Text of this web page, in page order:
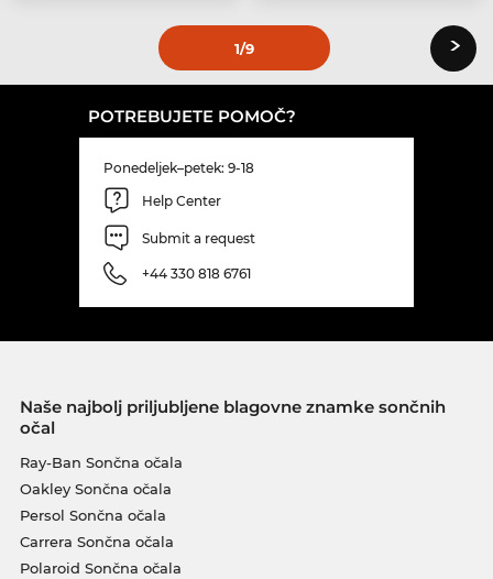
1/9 ›
POTREBUJETE POMOČ?
Ponedeljek–petek: 9-18
Help Center
Submit a request
+44 330 818 6761
Naše najbolj priljubljene blagovne znamke sončnih
očal
Ray-Ban Sončna očala
Oakley Sončna očala
Persol Sončna očala
Carrera Sončna očala
Polaroid Sončna očala